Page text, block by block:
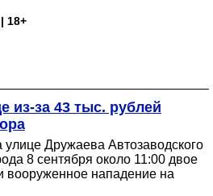
18+
из-за 43 тыс. рублей
улице Дружаева Автозаводского
8 сентября около 11:00 двое
вооруженное нападение на